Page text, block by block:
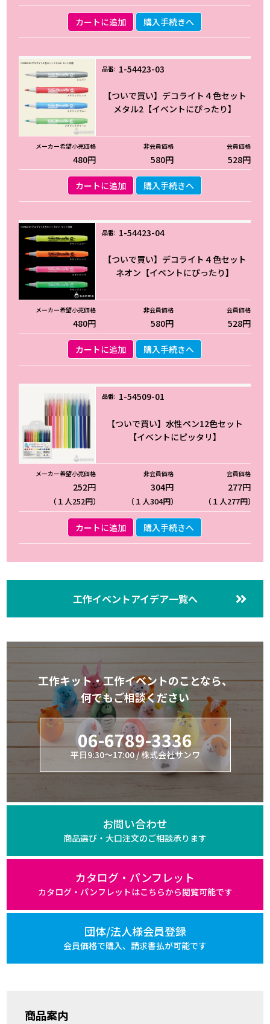
カートに追加 購入手続きへ
1-54423-03
【ついで買い】デコライト４色セット
メタル2【イベントにぴったり】
480円 580円 528円
カートに追加 購入手続きへ
1-54423-04
【ついで買い】デコライト４色セット
ネオン【イベントにぴったり】
480円 580円 528円
カートに追加 購入手続きへ
1-54509-01
【ついで買い】水性ペン12色セット
【イベントにピッタリ】
252円
（１人252円）
304円
（１人304円）
277円
（１人277円）
カートに追加 購入手続きへ
工作イベントアイデア一覧へ
工作キット・工作イベントのことなら、
何でもご相談ください
06-6789-3336
平日9:30～17:00 / 株式会社サンワ
お問い合わせ
商品選び・大口注文のご相談承ります
カタログ・パンフレット
カタログ・パンフレットはこちらから閲覧可能です
団体/法人様会員登録
会員価格で購入、 請求書払が可能です
商品案内